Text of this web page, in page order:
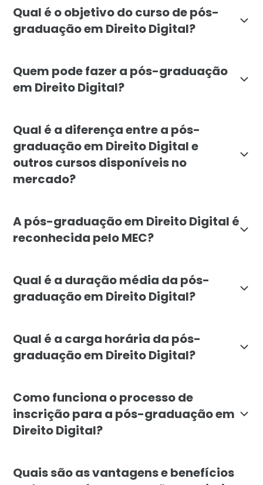
Qual é o objetivo do curso de pós-
graduação em Direito Digital?
Quem pode fazer a pós-graduação
em Direito Digital?
Qual é a diferença entre a pós-
graduação em Direito Digital e
outros cursos disponíveis no
mercado?
A pós-graduação em Direito Digital é
reconhecida pelo MEC?
Qual é a duração média da pós-
graduação em Direito Digital?
Qual é a carga horária da pós-
graduação em Direito Digital?
Como funciona o processo de
inscrição para a pós-graduação em
Direito Digital?
Quais são as vantagens e benefícios